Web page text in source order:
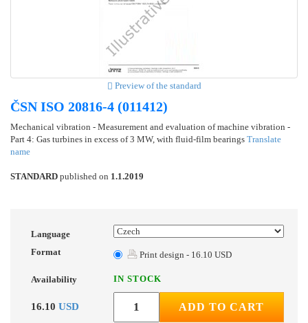
Preview of the standard
ČSN ISO 20816-4 (011412)
Mechanical vibration - Measurement and evaluation of machine vibration -
Part 4: Gas turbines in excess of 3 MW, with fluid-film bearings Translate
name
STANDARD published on 1.1.2019
Language
Format
Print design - 16.10 USD
Availability IN STOCK
16.10 USD ADD TO CART